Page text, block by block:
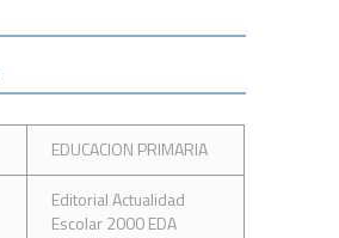
EDUCACION PRIMARIA
Editorial Actualidad
Escolar 2000 EDA